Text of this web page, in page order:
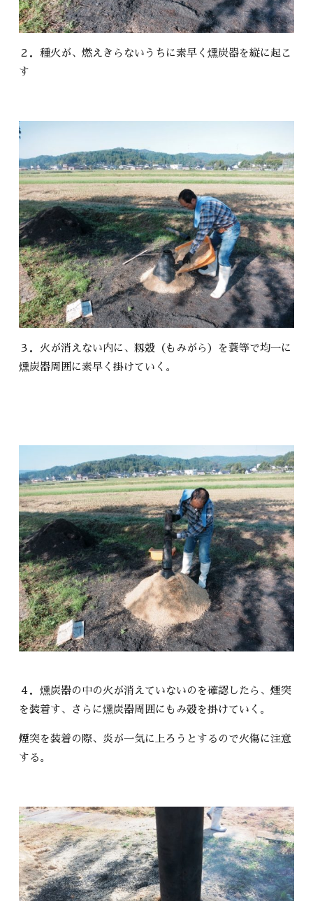
２．種火が、燃えきらないうちに素早く燻炭器を縦に起こ
す
３．火が消えない内に、籾殻（もみがら）を蓑等で均一に
燻炭器周囲に素早く掛けていく。
４．燻炭器の中の火が消えていないのを確認したら、煙突
を装着す、さらに燻炭器周囲にもみ殻を掛けていく。
煙突を装着の際、炎が一気に上ろうとするので火傷に注意
する。